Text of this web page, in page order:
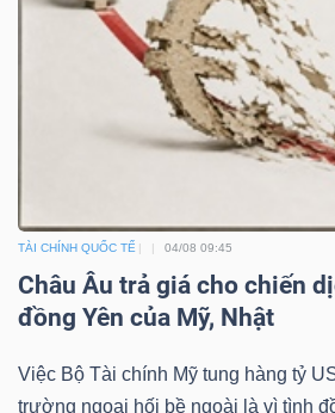
TÀI CHÍNH QUỐC TẾ 04/08 09:45
Châu Âu trả giá cho chiến
đồng Yên của Mỹ, Nhật
Việc Bộ Tài chính Mỹ tung hàng tỷ
trường ngoại hối bề ngoài là vì tình